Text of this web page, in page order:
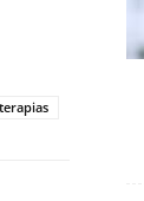
terapias